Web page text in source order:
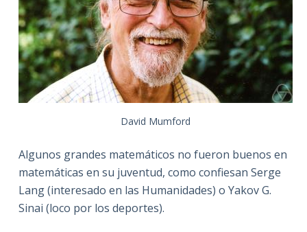
David Mumford
Algunos grandes matemáticos no fueron buenos en
matemáticas en su juventud, como confiesan Serge
Lang (interesado en las Humanidades) o Yakov G.
Sinai (loco por los deportes).